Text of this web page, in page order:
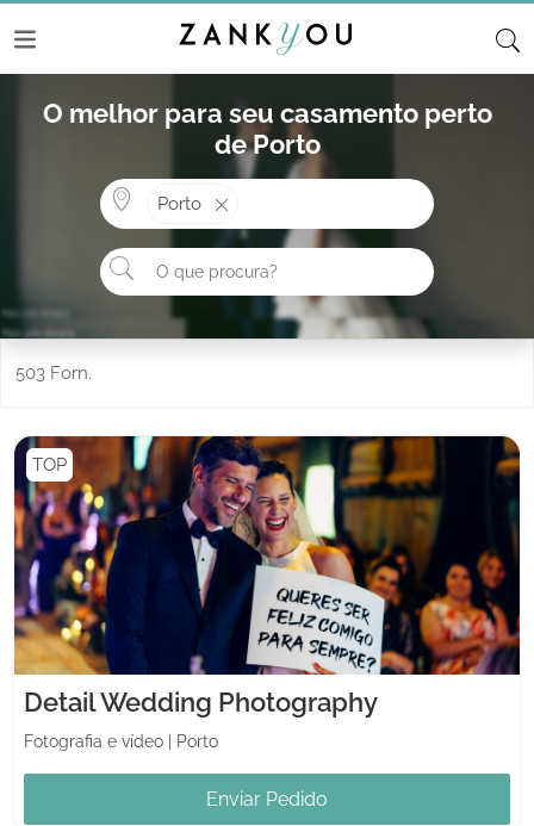
O melhor para seu casamento perto
de Porto
Porto
O que procura?
503 Forn.
TOP
Detail Wedding Photography
Fotografia e vídeo Porto
Enviar Pedido